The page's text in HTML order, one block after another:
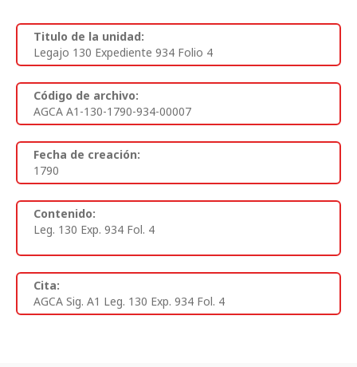
Titulo de la unidad:
Legajo 130 Expediente 934 Folio 4
Código de archivo:
AGCA A1-130-1790-934-00007
Fecha de creación:
1790
Contenido:
Leg. 130 Exp. 934 Fol. 4
Cita:
AGCA Sig. A1 Leg. 130 Exp. 934 Fol. 4